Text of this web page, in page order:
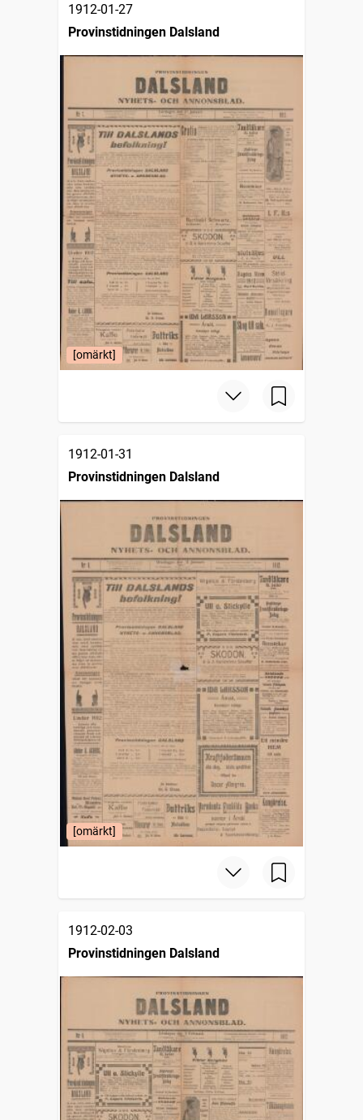
1912-01-27
Provinstidningen Dalsland
[omärkt]
1912-01-31
Provinstidningen Dalsland
[omärkt]
1912-02-03
Provinstidningen Dalsland